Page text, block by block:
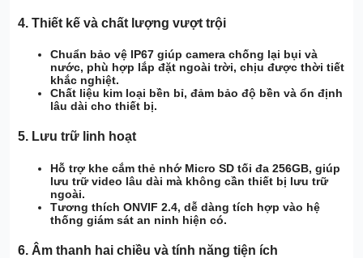
4.Thiết kế và chất lượng vượt trội
Chuẩn bảo vệ IP67 giúp camera chống lại bụi và
nước, phù hợp lắp đặt ngoài trời, chịu được thời tiết
khắc nghiệt.
Chất liệu kim loại bền bỉ, đảm bảo độ bền và ổn định
lâu dài cho thiết bị.
5. Lưu trữ linh hoạt
Hỗ trợ khe cắm thẻ nhớ Micro SD tối đa 256GB, giúp
lưu trữ video lâu dài mà không cần thiết bị lưu trữ
ngoài.
Tương thích ONVIF 2.4, dễ dàng tích hợp vào hệ
thống giám sát an ninh hiện có.
6. Âm thanh hai chiều và tính năng tiện ích